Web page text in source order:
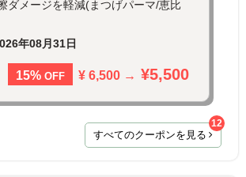
ダメージを軽減(まつげパーマ/恵比
年08月31日
15% OFF ¥ 6,500 → ¥5,500
すべてのクーポンを見る
12